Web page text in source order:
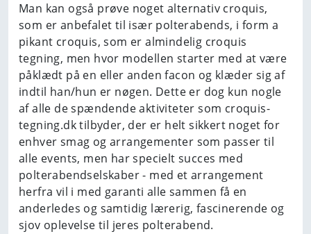
Man kan også prøve noget alternativ croquis,
som er anbefalet til især polterabends, i form a
pikant croquis, som er almindelig croquis
tegning, men hvor modellen starter med at være
påklædt på en eller anden facon og klæder sig af
indtil han/hun er nøgen. Dette er dog kun nogle
af alle de spændende aktiviteter som croquis-
tegning.dk tilbyder, der er helt sikkert noget for
enhver smag og arrangementer som passer til
alle events, men har specielt succes med
polterabendselskaber - med et arrangement
herfra vil i med garanti alle sammen få en
anderledes og samtidig lærerig, fascinerende og
sjov oplevelse til jeres polterabend.